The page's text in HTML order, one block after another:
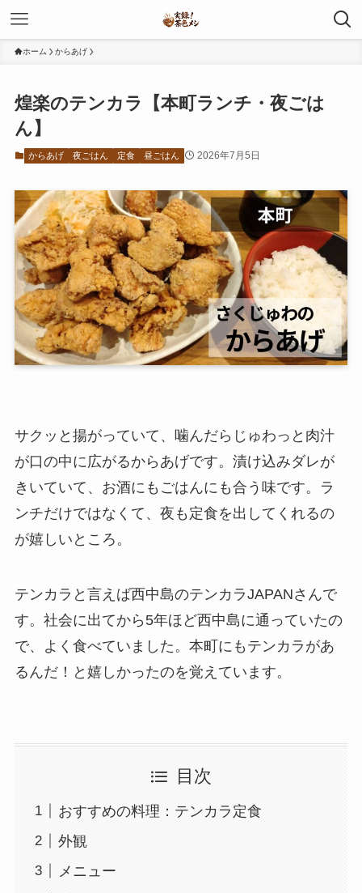
ホーム からあげ
煌楽のテンカラ【本町ランチ・夜ごは
ん】
からあげ 夜ごはん 定食 昼ごはん 2026年7月5日
サクッと揚がっていて、噛んだらじゅわっと肉汁
が口の中に広がるからあげです。漬け込みダレが
きいていて、お酒にもごはんにも合う味です。ラ
ンチだけではなくて、夜も定食を出してくれるの
が嬉しいところ。
テンカラと言えば西中島のテンカラJAPANさんで
す。社会に出てから5年ほど西中島に通っていたの
で、よく食べていました。本町にもテンカラがあ
るんだ！と嬉しかったのを覚えています。
目次
おすすめの料理：テンカラ定食
外観
メニュー